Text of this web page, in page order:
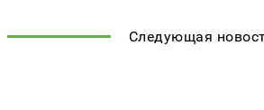
Следующая